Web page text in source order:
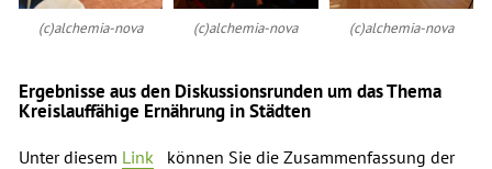
(c)alchemia-nova (c)alchemia-nova (c)alchemia-nova
Ergebnisse aus den Diskussionsrunden um das Thema
Kreislauffähige Ernährung in Städten
Unter diesem Link
können Sie die Zusammenfassung der